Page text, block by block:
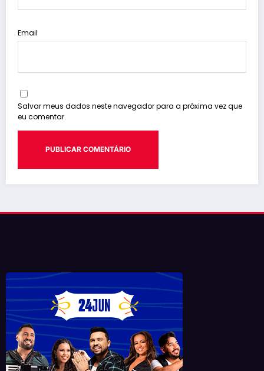
Email
Salvar meus dados neste navegador para a próxima vez que
eu comentar.